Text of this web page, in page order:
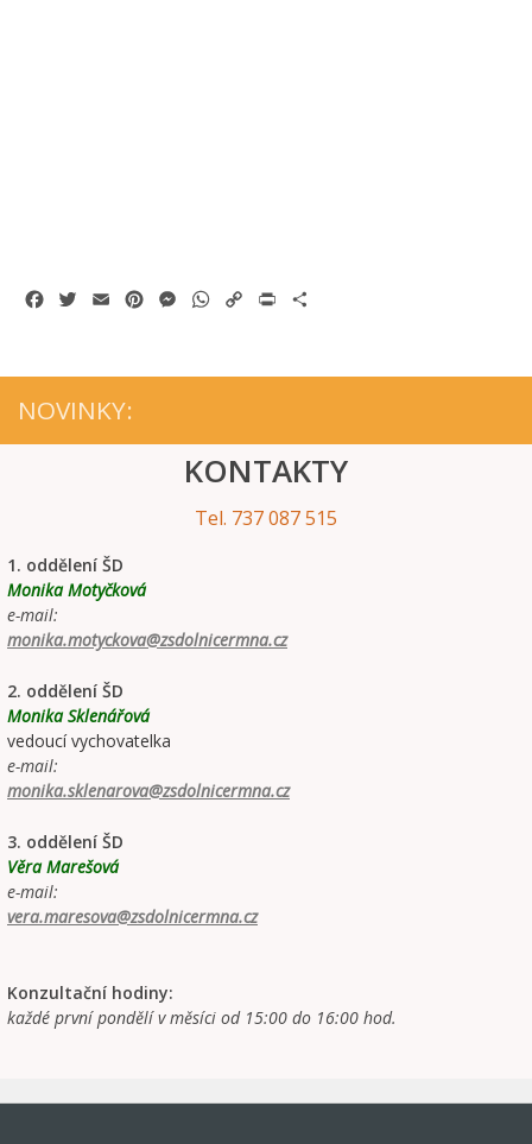
FacebookTwitterEmail PinterestMessenger
WhatsApp
Copy
Print
NOVINKY:
KONTAKTY
Tel. 737 087 515
1. oddělení ŠD
Monika Motyčková
e-mail:
monika.motyckova@zsdolnicermna.cz
2. oddělení ŠD
Monika Sklenářová
vedoucí vychovatelka
e-mail:
monika.sklenarova@zsdolnicermna.cz
3. oddělení ŠD
Věra Marešová
e-mail:
vera.maresova@zsdolnicermna.cz
Konzultační hodiny:
každé první pondělí v měsíci od 15:00 do 16:00 hod.